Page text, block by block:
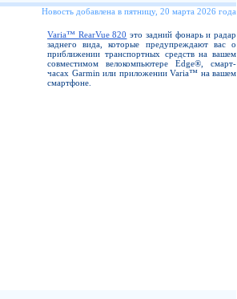
Новость добавлена в пятницу, 20 марта 2026 года
Varia™ RearVue 820 это задний фонарь и радар
заднего вида, которые предупреждают вас о
приближении транспортных средств на вашем
совместимом велокомпьютере Edge®, смарт-
часах Garmin или приложении Varia™ на вашем
смартфоне.